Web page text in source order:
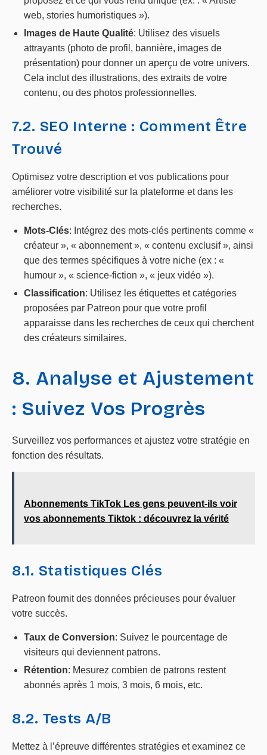
web, stories humoristiques »).
Images de Haute Qualité: Utilisez des visuels
attrayants (photo de profil, bannière, images de
présentation) pour donner un aperçu de votre univers.
Cela inclut des illustrations, des extraits de votre
contenu, ou des photos professionnelles.
7.2. SEO Interne : Comment Être
Trouvé
Optimisez votre description et vos publications pour
améliorer votre visibilité sur la plateforme et dans les
recherches.
Mots-Clés: Intégrez des mots-clés pertinents comme «
créateur », « abonnement », « contenu exclusif », ainsi
que des termes spécifiques à votre niche (ex : «
humour », « science-fiction », « jeux vidéo »).
Classification: Utilisez les étiquettes et catégories
proposées par Patreon pour que votre profil
apparaisse dans les recherches de ceux qui cherchent
des créateurs similaires.
8. Analyse et Ajustement
: Suivez Vos Progrès
Surveillez vos performances et ajustez votre stratégie en
fonction des résultats.
Abonnements TikTok Les gens peuvent-ils voir
vos abonnements Tiktok : découvrez la vérité
8.1. Statistiques Clés
Patreon fournit des données précieuses pour évaluer
votre succès.
Taux de Conversion: Suivez le pourcentage de
visiteurs qui deviennent patrons.
Rétention: Mesurez combien de patrons restent
abonnés après 1 mois, 3 mois, 6 mois, etc.
8.2. Tests A/B
Mettez à l’épreuve différentes stratégies et examinez ce